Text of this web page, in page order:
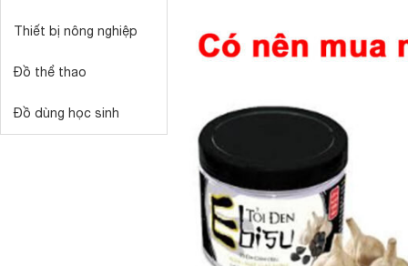
Thiết bị nông nghiệp
Đồ thể thao
Đồ dùng học sinh